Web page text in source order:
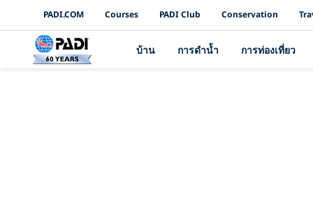
PADI Channels
PADI.COM Courses PADI Club Conservation
บ้าน การดำน้ำ การท่องเที่ยว